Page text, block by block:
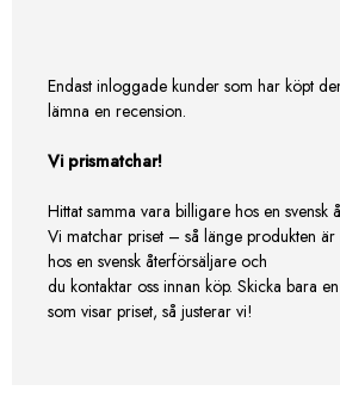
Endast inloggade kunder som har köpt
lämna en recension.
Vi prismatchar!
Hittat samma vara billigare hos en svensk
Vi matchar priset – så länge produkten
hos en svensk återförsäljare och
du kontaktar oss innan köp. Skicka bara
som visar priset, så justerar vi!